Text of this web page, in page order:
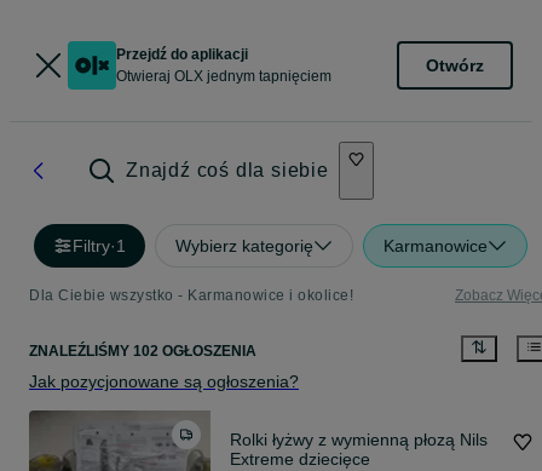
Przejdź do aplikacji
Otwieraj OLX jednym tapnięciem
Otwórz
Znajdź coś dla siebie
Filtry·1 Wybierz kategorię Karmanowice
Dla Ciebie wszystko - Karmanowice i okolice! Zobacz
ZNALEŹLIŚMY 102 OGŁOSZENIA
Jak pozycjonowane są ogłoszenia?
Rolki łyżwy z wymienną płozą Nils
Extreme dziecięce